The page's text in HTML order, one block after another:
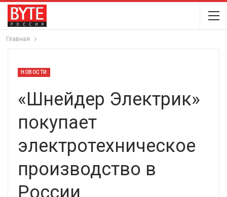
Главная
НОВОСТИ
«Шнейдер Электрик»
покупает
электротехническое
производство в
России